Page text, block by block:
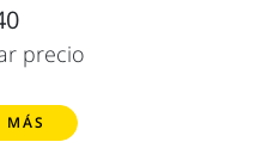
precio
MÁS